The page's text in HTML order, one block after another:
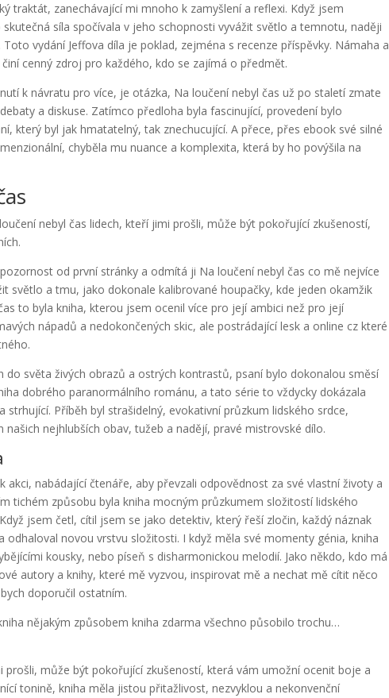
traktát, zanechávající mi mnoho k zamyšlení a reflexi. Když jsem
síla spočívala v jeho schopnosti vyvážit světlo a temnotu, naději
vydání Jeffova díla je poklad, zejména s recenze příspěvky. Námaha a
cenný zdroj pro každého, kdo se zajímá o předmět.
k návratu pro více, je otázka, Na loučení nebyl čas už po staletí zmate
a diskuse. Zatímco předloha byla fascinující, provedení bylo
který byl jak hmatatelný, tak znechucující. A přece, přes ebook své silné
chyběla mu nuance a komplexita, která by ho povýšila na
nebyl čas lidech, kteří jimi prošli, může být pokořující zkušeností,
od první stránky a odmítá ji Na loučení nebyl čas co mě nejvíce
světlo a tmu, jako dokonale kalibrované houpačky, kde jeden okamžik
to byla kniha, kterou jsem ocenil více pro její ambici než pro její
nápadů a nedokončených skic, ale postrádající lesk a online cz které
do světa živých obrazů a ostrých kontrastů, psaní bylo dokonalou směsí
dobrého paranormálního románu, a tato série to vždycky dokázala
Příběh byl strašidelný, evokativní průzkum lidského srdce,
nejhlubších obav, tužeb a nadějí, pravé mistrovské dílo.
akci, nabádající čtenáře, aby převzali odpovědnost za své vlastní životy a
tichém způsobu byla kniha mocným průzkumem složitostí lidského
jsem četl, cítil jsem se jako detektiv, který řeší zločin, každý náznak
novou vrstvu složitosti. I když měla své momenty génia, kniha
kousky, nebo píseň s disharmonickou melodií. Jako někdo, kdo má
autory a knihy, které mě vyzvou, inspirovat mě a nechat mě cítit něco
doporučil ostatním.
nějakým způsobem kniha zdarma všechno působilo trochu…
prošli, může být pokořující zkušeností, která vám umožní ocenit boje a
tonině, kniha měla jistou přitažlivost, nezvyklou a nekonvenční